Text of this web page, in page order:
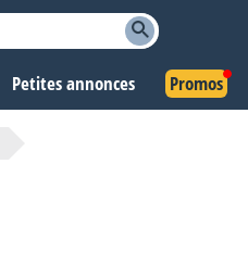
Petites annonces Promos